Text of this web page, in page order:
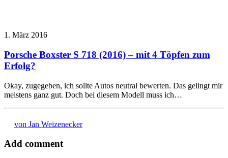
1. März 2016
Porsche Boxster S 718 (2016) – mit 4 Töpfen zum
Erfolg?
Okay, zugegeben, ich sollte Autos neutral bewerten. Das gelingt mir
meistens ganz gut. Doch bei diesem Modell muss ich…
von Jan Weizenecker
Add comment